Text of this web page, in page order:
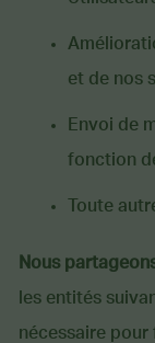
et de nos
Envoi de
fonction
Toute
Nous
les entités
nécessaire pour